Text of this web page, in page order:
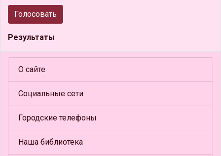
Голосовать
Результаты
О сайте
Социальные сети
Городские телефоны
Наша библиотека